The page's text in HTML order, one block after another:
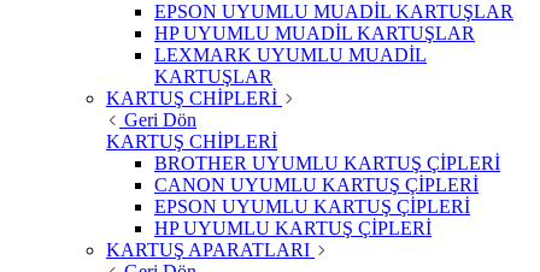
EPSON UYUMLU MUADİL KARTUŞLAR
HP UYUMLU MUADİL KARTUŞLAR
LEXMARK UYUMLU MUADİL
KARTUŞLAR
KARTUŞ CHİPLERİ
Geri Dön
KARTUŞ CHİPLERİ
BROTHER UYUMLU KARTUŞ ÇİPLERİ
CANON UYUMLU KARTUŞ ÇİPLERİ
EPSON UYUMLU KARTUŞ ÇİPLERİ
HP UYUMLU KARTUŞ ÇİPLERİ
KARTUŞ APARATLARI